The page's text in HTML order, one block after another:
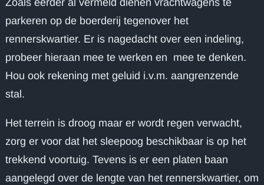
Zoals eerder al vermeld dienen vrachtwagens te
parkeren op de boerderij tegenover het
rennerskwartier. Er is nagedacht over een indeling,
probeer hieraan mee te werken en mee te denken.
Hou ook rekening met geluid i.v.m. aangrenzende
stal.
Het terrein is droog maar er wordt regen verwacht,
zorg er voor dat het sleepoog beschikbaar is op het
trekkend voortuig. Tevens is er een platen baan
aangelegd over de lengte van het rennerskwartier, om